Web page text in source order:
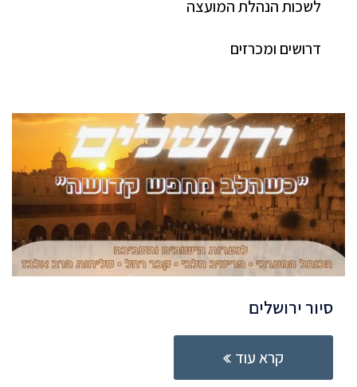
לשכות הנהלת המועצה
דרושים ומכרזים
סיור ירושלים
קרא עוד